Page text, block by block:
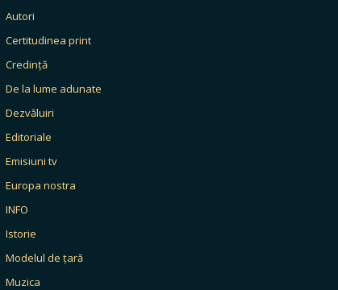
Autori
Certitudinea print
Credință
De la lume adunate
Dezvăluiri
Editoriale
Emisiuni tv
Europa nostra
INFO
Istorie
Modelul de țară
Muzica